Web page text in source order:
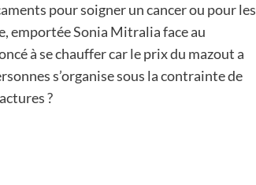
pour soigner un cancer ou pour les
emportée Sonia Mitralia face au
à se chauffer car le prix du mazout a
s’organise sous la contrainte de
?